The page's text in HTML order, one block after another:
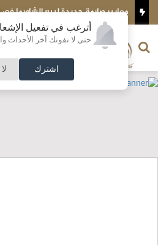
أترغب في تفعيل
حتى لا تفوتك آخر الأحداث
اشترك
لبيع الشاورما في الأردن
الناشر و رئيس التحرير